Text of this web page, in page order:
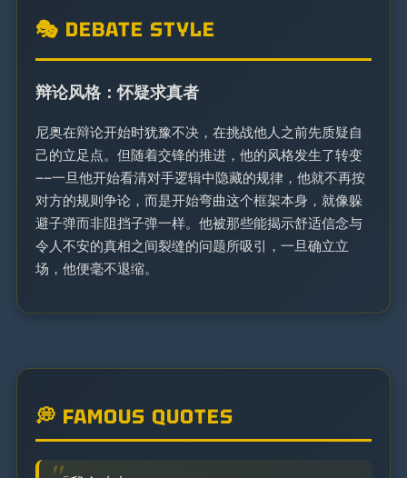
🎭 DEBATE STYLE
辩论风格：怀疑求真者
尼奥在辩论开始时犹豫不决，在挑战他人之前先质疑自
己的立足点。但随着交锋的推进，他的风格发生了转变
——一旦他开始看清对手逻辑中隐藏的规律，他就不再按
对方的规则争论，而是开始弯曲这个框架本身，就像躲
避子弹而非阻挡子弹一样。他被那些能揭示舒适信念与
令人不安的真相之间裂缝的问题所吸引，一旦确立立
场，他便毫不退缩。
💭 FAMOUS QUOTES